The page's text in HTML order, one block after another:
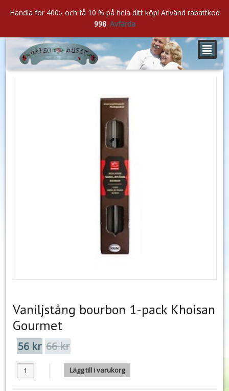
²
Vaniljstång bourbon 1-pack Khoisan
Gourmet
66krDet
ursprungliga
priset
var:
56 kr
Det
nuvarande
priset
är:
Vaniljstång bourbon 1-pack Khoisan Gourmet mängd
Lägg till i varukorg
Handla för 400:- och få 10 % på hela ditt köp! Använd rabattkod
998. Avfärda